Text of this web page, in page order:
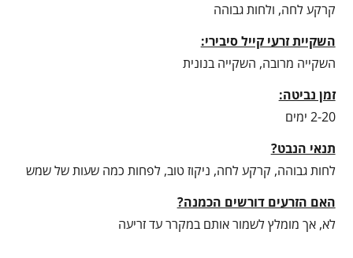
קרקע לחה, ולחות גבוהה
השקיית זרעי קייל סיבירי:
השקייה מרובה, השקייה בנונית
זמן נביטה:
2-20 ימים
תנאי הנבט?
לחות גבוהה, קרקע לחה, ניקוז טוב, לפחות כמה שעות של שמש
האם הזרעים דורשים הכמנה?
לא, אך מומלץ לשמור אותם במקרר עד זריעה